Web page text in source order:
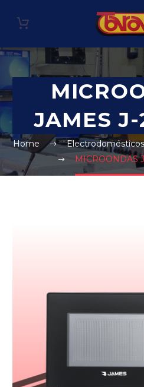
JAMES
Home Electrodomésticos
MICROONDAS